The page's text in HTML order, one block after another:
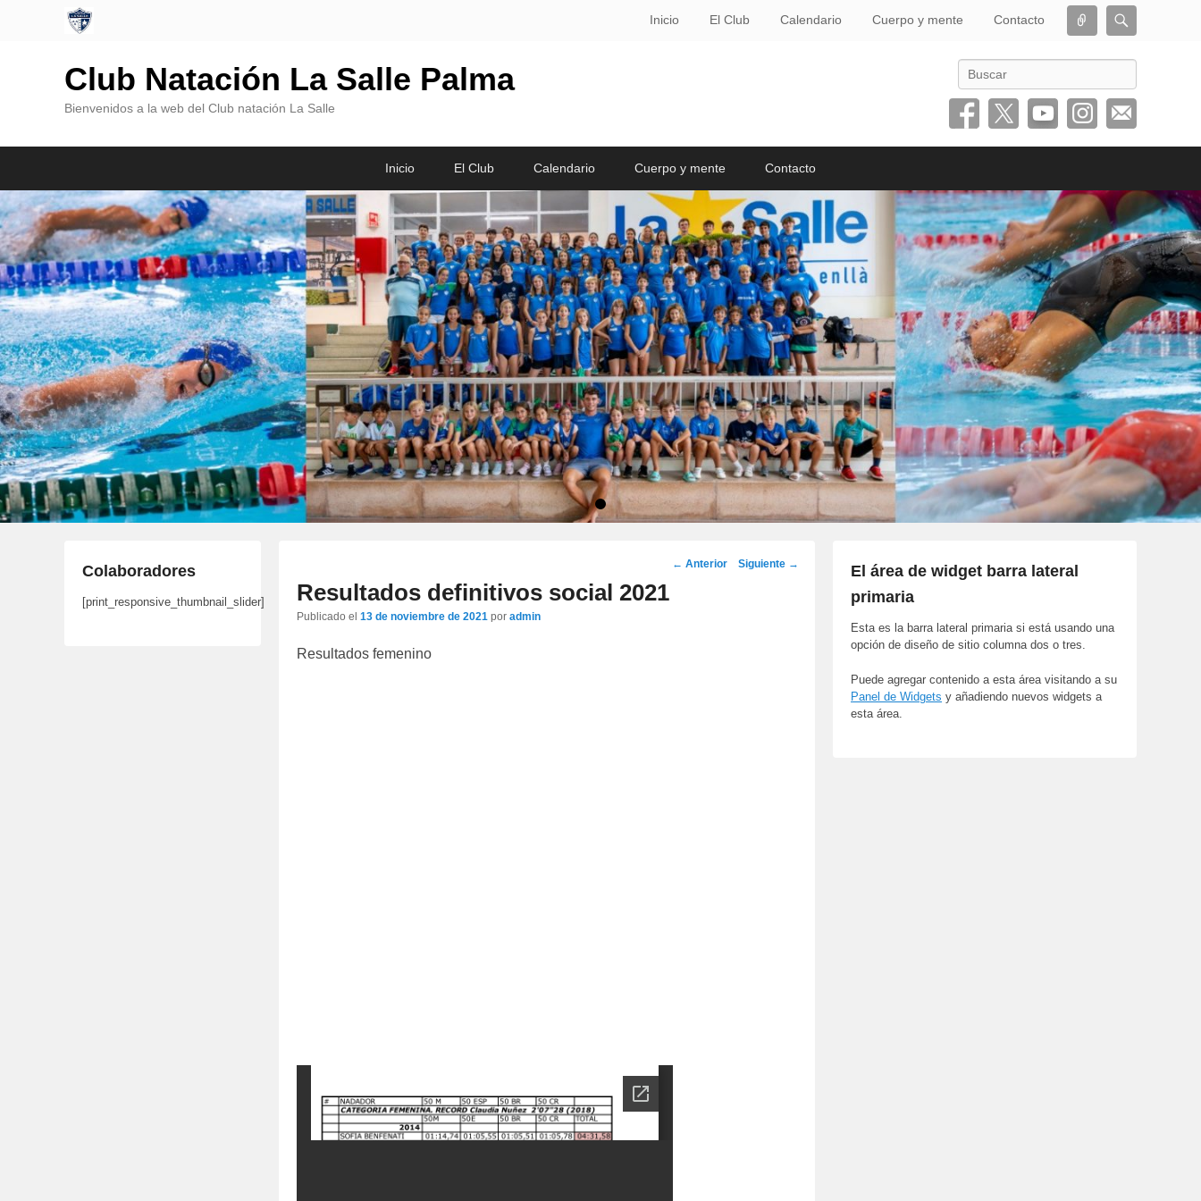
Conectar
Inicio El Club Calendario Cuerpo y mente Contacto
Club Natación La Salle Palma
Bienvenidos a la web del Club natación La Salle
Buscar
contenido
principal
contenido
secundario
Inicio El Club Calendario Cuerpo y mente Contacto
•
Navegación
← Anterior Siguiente →
Resultados definitivos social 2021
Publicado el 13 de noviembre de 2021 por admin
Resultados femenino
El área de widget barra lateral
primaria
Esta es la barra lateral primaria si está usando una
opción de diseño de sitio columna dos o tres.
Puede agregar contenido a esta área visitando a su
Panel de Widgets y añadiendo nuevos widgets a
esta área.
Colaboradores
[print_responsive_thumbnail_slider]